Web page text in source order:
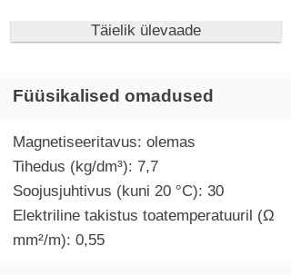
Täielik ülevaade
Füüsikalised omadused
Magnetiseeritavus: olemas
Tihedus (kg/dm³): 7,7
Soojusjuhtivus (kuni 20 °C): 30
Elektriline takistus toatemperatuuril (Ω
mm²/m): 0,55